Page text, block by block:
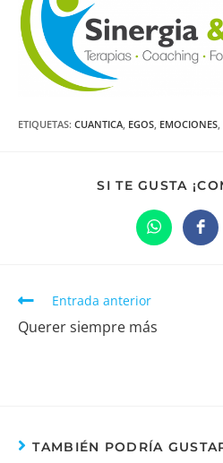
ETIQUETAS: CUANTICA EGOS EMOCIONES
SI TE GUSTA
Se
abre
Se
abre
Leer
más
artículos
Entrada anterior
Querer siempre más
TAMBIÉN PODRÍA